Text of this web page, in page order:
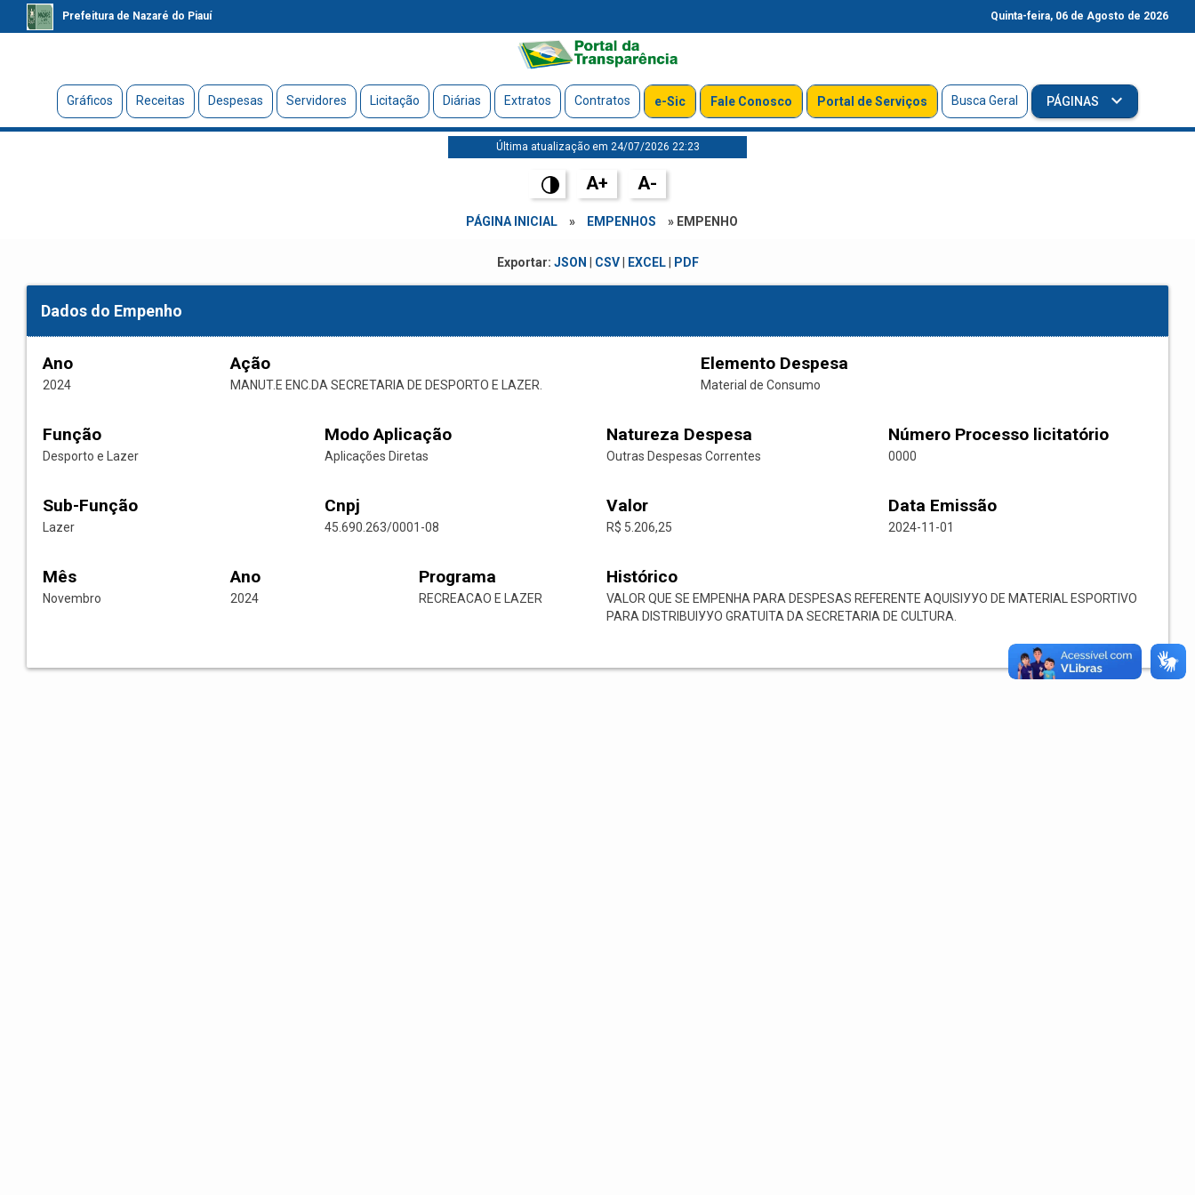
Prefeitura de Nazaré do Piauí Quinta-feira, 06 de Agosto de 2026
Gráficos Receitas Despesas Servidores Licitação Diárias Extratos Contratos e-Sic Fale Conosco Portal de Serviços Busca Geral PÁGINAS
Última atualização em 24/07/2026 22:23
A+ A-
PÁGINA INICIAL » EMPENHOS » EMPENHO
Exportar: JSON CSV| EXCEL| PDF
Dados do Empenho
Ano
2024
Ação
MANUT.E ENC.DA SECRETARIA DE DESPORTO E LAZER.
Elemento Despesa
Material de Consumo
Função
Desporto e Lazer
Modo Aplicação
Aplicações Diretas
Natureza Despesa
Outras Despesas Correntes
Número Processo licitatório
0000
Sub-Função
Lazer
Cnpj
45.690.263/0001-08
Valor
R$ 5.206,25
Data Emissão
2024-11-01
Mês
Novembro
Ano
2024
Programa
RECREACAO E LAZER
Histórico
VALOR QUE SE EMPENHA PARA DESPESAS REFERENTE AQUISIУУO DE MATERIAL ESPORTIVO
PARA DISTRIBUIУУO GRATUITA DA SECRETARIA DE CULTURA.